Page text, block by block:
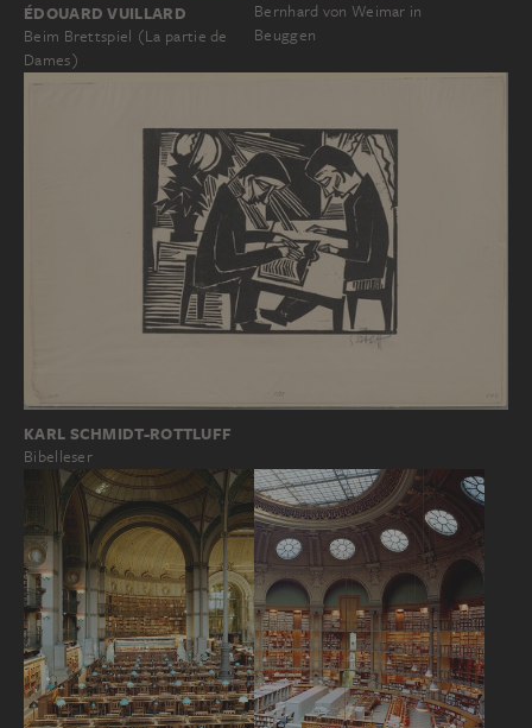
ÉDOUARD VUILLARD
Beim Brettspiel (La partie de
Dames)
Bernhard von Weimar in
Beuggen
KARL SCHMIDT-ROTTLUFF
Bibelleser